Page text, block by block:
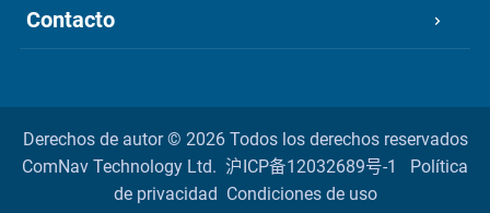
Contacto
Derechos de autor © 2026 Todos los derechos reservados
ComNav Technology Ltd. 沪ICP备12032689号-1
Política
de privacidad
Condiciones de uso